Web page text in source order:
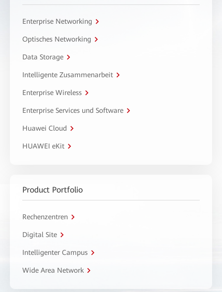
Enterprise Networking
Optisches Networking
Data Storage
Intelligente Zusammenarbeit
Enterprise Wireless
Enterprise Services und Software
Huawei Cloud
HUAWEI eKit
Product Portfolio
Rechenzentren
Digital Site
Intelligenter Campus
Wide Area Network